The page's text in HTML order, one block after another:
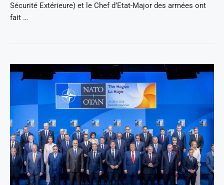
Sécurité Extérieure) et le Chef d’Etat-Major des armées ont
fait …